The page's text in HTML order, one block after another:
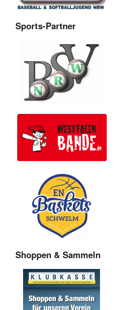
Sports-Partner
Shoppen & Sammeln